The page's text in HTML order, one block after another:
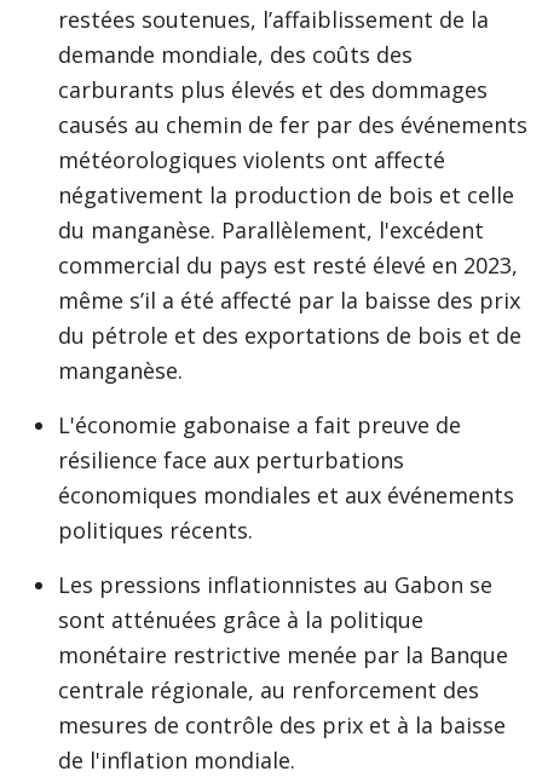
restées soutenues, l’affaiblissement de la
demande mondiale, des coûts des
carburants plus élevés et des dommages
causés au chemin de fer par des événements
météorologiques violents ont affecté
négativement la production de bois et celle
du manganèse. Parallèlement, l'excédent
commercial du pays est resté élevé en 2023,
même s’il a été affecté par la baisse des prix
du pétrole et des exportations de bois et de
manganèse.
L'économie gabonaise a fait preuve de
résilience face aux perturbations
économiques mondiales et aux événements
politiques récents.
Les pressions inflationnistes au Gabon se
sont atténuées grâce à la politique
monétaire restrictive menée par la Banque
centrale régionale, au renforcement des
mesures de contrôle des prix et à la baisse
de l'inflation mondiale.